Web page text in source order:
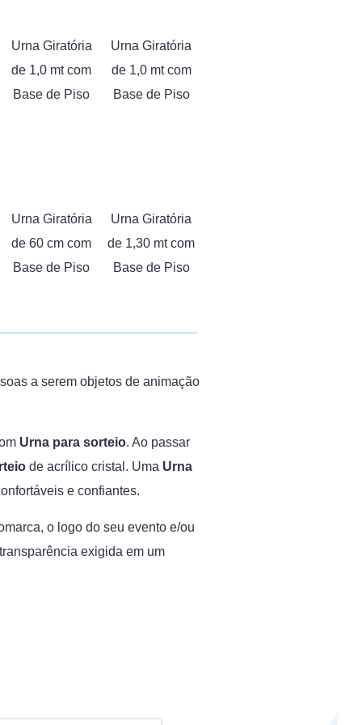
Urna Giratória
de 1,0 mt com
Base de Piso
Urna Giratória
de 1,0 mt com
Base de Piso
Urna Giratória
de 60 cm com
Base de Piso
Urna Giratória
de 1,30 mt com
Base de Piso
a serem objetos de animação
Urna para sorteio. Ao passar
de acrílico cristal. Uma Urna
e confiantes.
o logo do seu evento e/ou
exigida em um